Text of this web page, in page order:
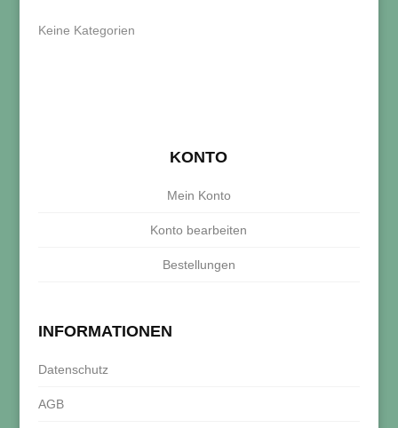
Keine Kategorien
KONTO
Mein Konto
Konto bearbeiten
Bestellungen
INFORMATIONEN
Datenschutz
AGB